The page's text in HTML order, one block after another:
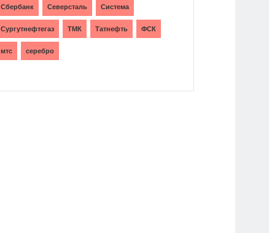
Сбербанк Северсталь Система
Сургутнефтегаз ТМК Татнефть ФСК
мтс серебро